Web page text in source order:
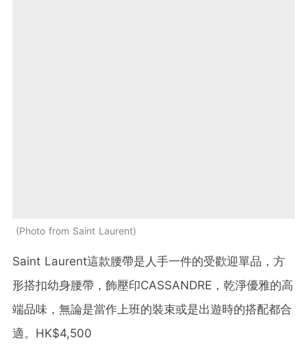
Photo from Saint Laurent
Saint Laurent這款腰帶是人手一件的受歡迎單品，方
形搭扣幼身腰帶，飾壓印CASSANDRE，乾淨優雅的高
端品味，無論是當作上班的裝束或是出遊時的搭配都合
適。HK$4,500